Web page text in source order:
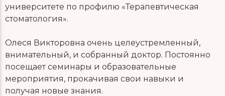
университете по профилю «Терапевтическая
стоматология».
Олеся Викторовна очень целеустремленный,
внимательный, и собранный доктор. Постоянно
посещает семинары и образовательные
мероприятия, прокачивая свои навыки и
получая новые знания.